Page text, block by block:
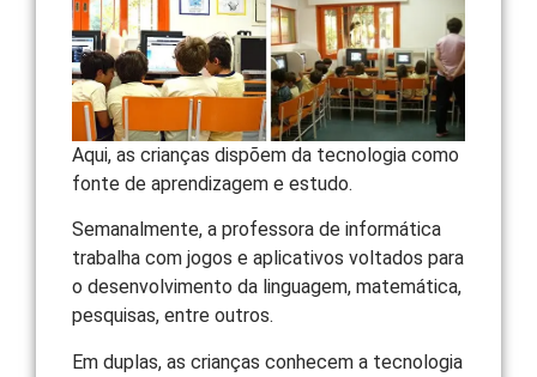
Aqui, as crianças dispõem da tecnologia como
fonte de aprendizagem e estudo.
Semanalmente, a professora de informática
trabalha com jogos e aplicativos voltados para
o desenvolvimento da linguagem, matemática,
pesquisas, entre outros.
Em duplas, as crianças conhecem a tecnologia